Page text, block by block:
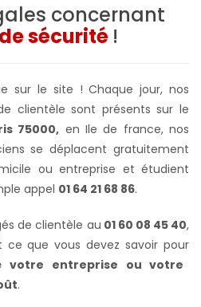
concernant
sécurité !
sur le site ! Chaque jour, nos
clientèle sont présents sur le
75000, en Ile de france, nos
se déplacent gratuitement
ou entreprise et étudient
appel 01 64 21 68 86.
de clientèle au 01 60 08 45 40,
ce que vous devez savoir pour
votre entreprise ou votre
.